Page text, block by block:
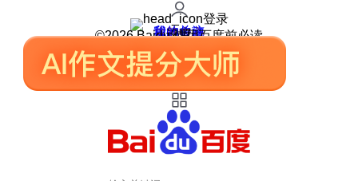
登录
我的关注
我的收藏
皮肤中心
用户反馈
设置
©2026 Baidu 使用百度前必读